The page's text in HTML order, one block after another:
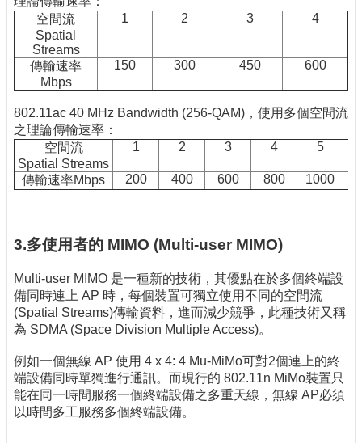
空間流
Spatial
Streams
1 2 3 4
傳輸速率
Mbps
150 300 450 600
802.11ac 40 MHz Bandwidth (256-QAM)，使用多個空間流
之理論傳輸速率：
空間流
Spatial Streams
1 2 3 4 5
傳輸速率Mbps 200 400 600 800 1000
3.多使用者的 MIMO (Multi-user MIMO)
Multi-user MIMO 是一種新的技術，其優點在於多個終端設
備同時連上 AP 時，每個裝置可獨立使用不同的空間流
(Spatial Streams)傳輸資料，進而減少競爭，此種技術又稱
為 SDMA (Space Division Multiple Access)。
例如一個無線 AP 使用 4 x 4: 4 Mu-MiMo可對2個連上的終
端設備同時單獨進行通訊。而現行的 802.11n MiMo裝置只
能在同一時間服務一個終端設備之多重天線，無線 AP必須
以時間多工服務多個終端設備。